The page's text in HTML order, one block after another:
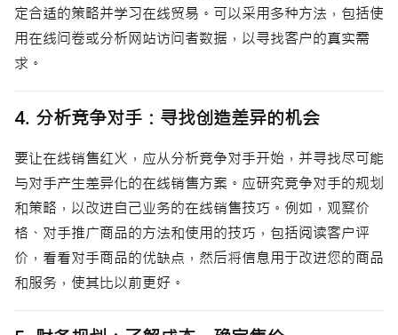
定合适的策略并学习在线贸易。可以采用多种方法，包括使
用在线问卷或分析网站访问者数据，以寻找客户的真实需
求。
4. 分析竞争对手：寻找创造差异的机会
要让在线销售红火，应从分析竞争对手开始，并寻找尽可能
与对手产生差异化的在线销售方案。应研究竞争对手的规划
和策略，以改进自己业务的在线销售技巧。例如，观察价
格、对手推广商品的方法和使用的技巧，包括阅读客户评
价，看看对手商品的优缺点，然后将信息用于改进您的商品
和服务，使其比以前更好。